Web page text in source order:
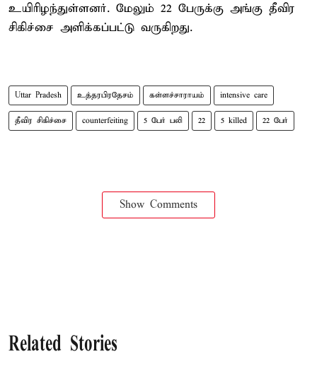
உயிரிழந்துள்ளனர். மேலும் 22 பேருக்கு அங்கு தீவிர
சிகிச்சை அளிக்கப்பட்டு வருகிறது.
Uttar Pradesh உத்தரபிரதேசம் கள்ளச்சாராயம் intensive care
தீவிர சிகிச்சை counterfeiting 5 பேர் பலி 22 5 killed 22 பேர்
Show Comments
Related Stories